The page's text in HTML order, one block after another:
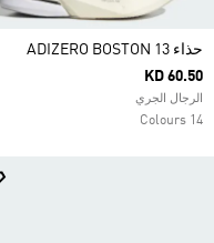
حذاء ADIZERO BOSTON 13
KD 60.50
الرجال الجري
14 Colours